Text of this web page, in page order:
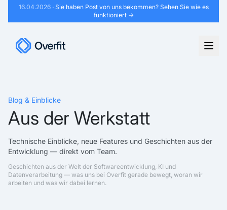
16.04.2026· Sie haben Post von uns bekommen? Sehen Sie wie es
funktioniert →
Blog & Einblicke
Aus der Werkstatt
Technische Einblicke, neue Features und Geschichten aus der
Entwicklung — direkt vom Team.
Geschichten aus der Welt der Softwareentwicklung, KI und
Datenverarbeitung — was uns bei Overfit gerade bewegt, woran wir
arbeiten und was wir dabei lernen.